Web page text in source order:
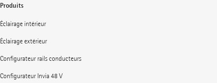
Produits
Éclairage intérieur
Éclairage extérieur
Configurateur rails conducteurs
Configurateur Invia 48 V